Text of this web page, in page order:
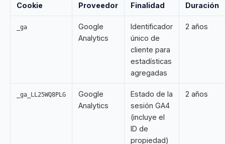
Cookie Proveedor Finalidad Duración
_ga
Google
Analytics
Identificador
único de
cliente para
estadísticas
agregadas
2 años
_ga_LL25WQ8PLG
Google
Analytics
Estado de la
sesión GA4
(incluye el
ID de
propiedad)
2 años